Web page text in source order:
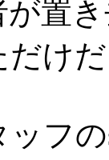
置
だけ
フ